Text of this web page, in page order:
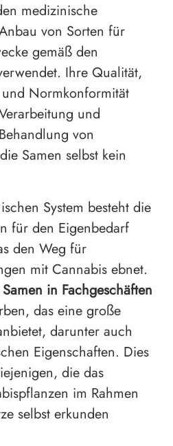
medizinische
von Sorten für
gemäß den
Ihre Qualität,
Normkonformität
und
von
Samen selbst kein
System besteht die
für den Eigenbedarf
den Weg für
mit Cannabis ebnet.
in Fachgeschäften
das eine große
darunter auch
Eigenschaften. Dies
die das
im Rahmen
selbst erkunden